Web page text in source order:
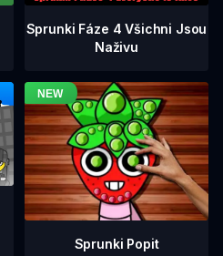
Sprunki Fáze 4 Všichni Jsou
Naživu
Sprunki Popit